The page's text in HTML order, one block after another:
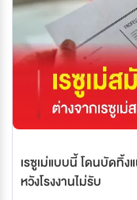
เรซูเม่แบบนี้ โดนบัดทิ้ง
หวังโรงงานไม่รับ